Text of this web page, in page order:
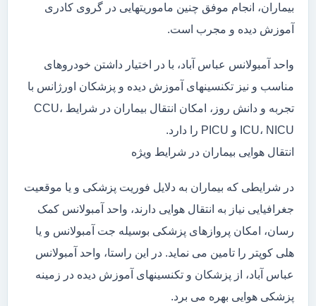
بیماران، انجام موفق چنین ماموریتهایی در گروی کادری
آموزش دیده و مجرب است.
واحد آمبولانس عباس آباد، با در اختیار داشتن خودروهای
مناسب و نیز تکنسینهای آموزش دیده و پزشکان اورژانس با
تجربه و دانش روز، امکان انتقال بیماران در شرایط CCU،
ICU، NICU و PICU را دارد.
انتقال هوایی بیماران در شرایط ویژه
در شرایطی که بیماران به دلایل فوریت پزشکی و یا موقعیت
جغرافیایی نیاز به انتقال هوایی دارند، واحد آمبولانس کمک
رسان، امکان پروازهای پزشکی بوسیله جت آمبولانس و یا
هلی کوپتر را تامین می نماید. در این راستا، واحد آمبولانس
عباس آباد، از پزشکان و تکنسینهای آموزش دیده در زمینه
پزشکی هوایی بهره می برد.